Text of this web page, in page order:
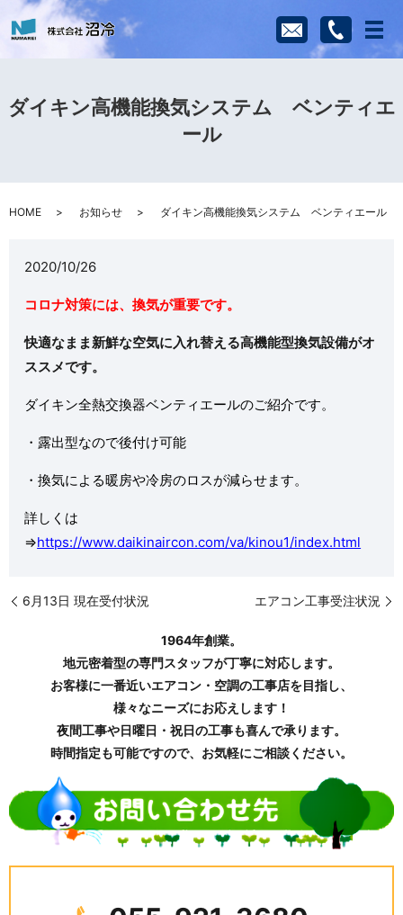
メ
ダイキン高機能換気システム ベンティエ
ール
HOME お知らせ ダイキン高機能換気システム ベンティエール
2020/10/26
コロナ対策には、換気が重要です。
快適なまま新鮮な空気に入れ替える高機能型換気設備がオ
ススメです。
ダイキン全熱交換器ベンティエールのご紹介です。
・露出型なので後付け可能
・換気による暖房や冷房のロスが減らせます。
詳しくは
⇒https://www.daikinaircon.com/va/kinou1/index.html
6月13日 現在受付状況 エアコン工事受注状況
1964年創業。
地元密着型の専門スタッフが丁寧に対応します。
お客様に一番近いエアコン・空調の工事店を目指し、
様々なニーズにお応えします！
夜間工事や日曜日・祝日の工事も喜んで承ります。
時間指定も可能ですので、お気軽にご相談ください。